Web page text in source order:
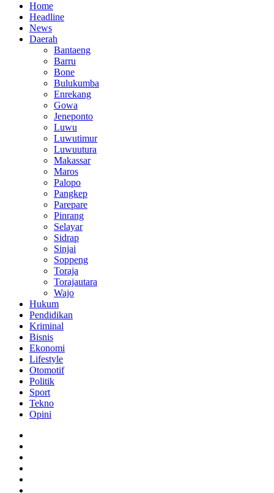
Home
Headline
News
Daerah
Bantaeng
Barru
Bone
Bulukumba
Enrekang
Gowa
Jeneponto
Luwu
Luwutimur
Luwuutura
Makassar
Maros
Palopo
Pangkep
Parepare
Pinrang
Selayar
Sidrap
Sinjai
Soppeng
Toraja
Torajautara
Wajo
Hukum
Pendidikan
Kriminal
Bisnis
Ekonomi
Lifestyle
Otomotif
Politik
Sport
Tekno
Opini